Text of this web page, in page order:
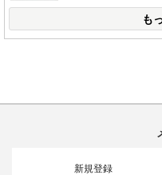
も
新規登録